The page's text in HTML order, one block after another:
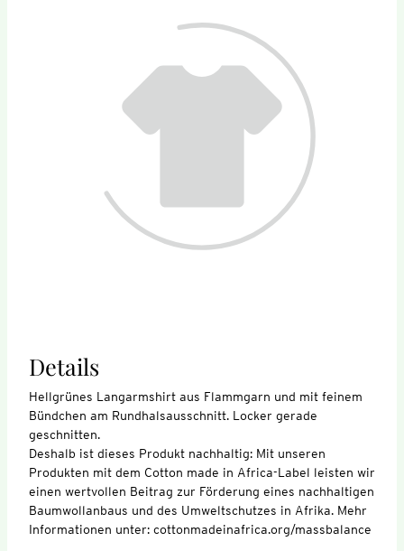
Details
Hellgrünes Langarmshirt aus Flammgarn und mit feinem
Bündchen am Rundhalsausschnitt. Locker gerade
geschnitten.
Deshalb ist dieses Produkt nachhaltig: Mit unseren
Produkten mit dem Cotton made in Africa-Label leisten wir
einen wertvollen Beitrag zur Förderung eines nachhaltigen
Baumwollanbaus und des Umweltschutzes in Afrika. Mehr
Informationen unter: cottonmadeinafrica.org/massbalance